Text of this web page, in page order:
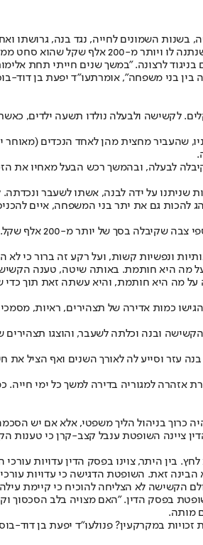
השמונים לחייה, נגד בנה, גרושתו
ממנה לטענתה באיומים.
לרצונה. "במשך שנים חייתי תחת
בין בני משפחה", אומרתעו"ד יפעת בן דוד-
לבעלה, ובהמשך רכש הבעל מאחיו את
על ידה לבנה, אשתו לשעבר
להכות גם את יתר בני המשפחה, איים
כך למשל, לטענת
ונפשיות קשות, ועל רקע זה ברור כי
מה היא חותמת. באותה שיטה, טענה
מה היא חותמת, והיא עשתה זאת תוך כדי
כמות אדירה של תצהירים, ראיות,
הקשישה ובנה וכלתה לשעבר, והוצגו
עזר וסייע לה לאורך השנים ואף הציל
למגוריה בדירה למשך כל ימי חייה.
בניהול הליך משפטי, אלא אם יש
ציינה השופטת ענבל קצב-קרן כי טענות
היתר, צוינו בפסק הדין עדויות
זאת. השופטת הדגישה כי עדויות עורכי
לא הצליחה להוכיח כי קיימת
בפסק הדין. "האם מצויה בלב
מותה.
זכויות במקרקעין? פנולעו"ד יפעת בן דוד-